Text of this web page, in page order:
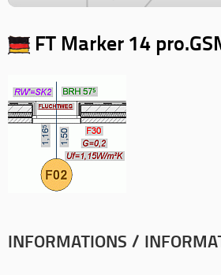
FT Marker 14
INFORMATIONS /